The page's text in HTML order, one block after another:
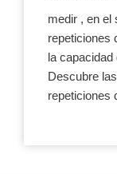
medir , en el
repeticiones
la capacidad
Descubre
repeticiones